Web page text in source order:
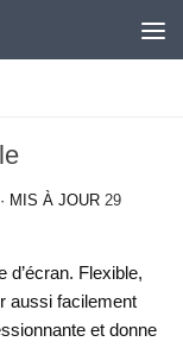
· MIS À JOUR 29
d’écran. Flexible,
aussi facilement
et donne